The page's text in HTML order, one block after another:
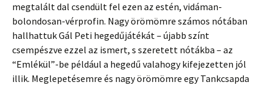
megtalált dal csendült fel ezen az estén, vidáman-
bolondosan-vérprofin. Nagy örömömre számos nótában
hallhattuk Gál Peti hegedűjátékát – újabb színt
csempészve ezzel az ismert, s szeretett nótákba – az
“Emlékül”-be például a hegedű valahogy kifejezetten jól
illik. Meglepetésemre és nagy örömömre egy Tankcsapda